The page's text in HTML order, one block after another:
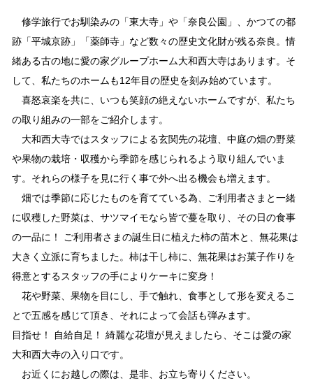
修学旅行でお馴染みの「東大寺」や「奈良公園」、かつての都
跡「平城京跡」「薬師寺」など数々の歴史文化財が残る奈良。情
緒ある古の地に愛の家グループホーム大和西大寺はあります。そ
して、私たちのホームも12年目の歴史を刻み始めています。
喜怒哀楽を共に、いつも笑顔の絶えないホームですが、私たち
の取り組みの一部をご紹介します。
大和西大寺ではスタッフによる玄関先の花壇、中庭の畑の野菜
や果物の栽培・収穫から季節を感じられるよう取り組んでいま
す。それらの様子を見に行く事で外へ出る機会も増えます。
畑では季節に応じたものを育てている為、ご利用者さまと一緒
に収穫した野菜は、サツマイモなら皆で蔓を取り、その日の食事
の一品に！ ご利用者さまの誕生日に植えた柿の苗木と、無花果は
大きく立派に育ちました。柿は干し柿に、無花果はお菓子作りを
得意とするスタッフの手によりケーキに変身！
花や野菜、果物を目にし、手で触れ、食事として形を変えるこ
とで五感を感じて頂き、それによって会話も弾みます。
目指せ！ 自給自足！ 綺麗な花壇が見えましたら、そこは愛の家
大和西大寺の入り口です。
お近くにお越しの際は、是非、お立ち寄りください。